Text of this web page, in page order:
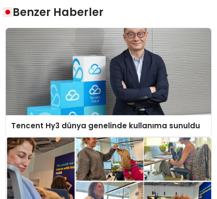
Benzer Haberler
Tencent Hy3 dünya genelinde kullanıma sunuldu